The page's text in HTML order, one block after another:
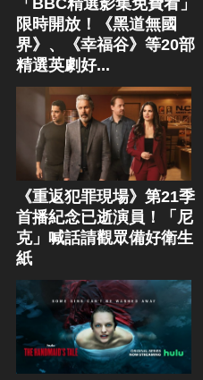
「BBC精選影集免費看」
限時開放！《黑道無國
界》、《幸福谷》等20部
精選英劇好...
《重返犯罪現場》第21季
首播紀念已逝演員！「尼
克」喊話請觀眾備好衛生
紙